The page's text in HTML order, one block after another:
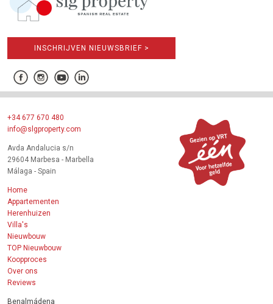
INSCHRIJVEN NIEUWSBRIEF >
+34 677 670 480
info@slgproperty.com
Avda Andalucia s/n
29604 Marbesa - Marbella
Málaga - Spain
Home
Appartementen
Herenhuizen
Villa's
Nieuwbouw
TOP Nieuwbouw
Koopproces
Over ons
Reviews
Benalmádena